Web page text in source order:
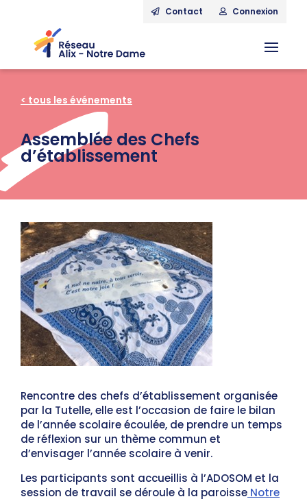
Contact Connexion
< tous les événements
Assemblée des Chefs
d’établissement
Rencontre des chefs d’établissement organisée
par la Tutelle, elle est l’occasion de faire le bilan
de l’année scolaire écoulée, de prendre un temps
de réflexion sur un thème commun et
d’envisager l’année scolaire à venir.
Les participants sont accueillis à l’ADOSOM et la
session de travail se déroule à la paroisse Notre